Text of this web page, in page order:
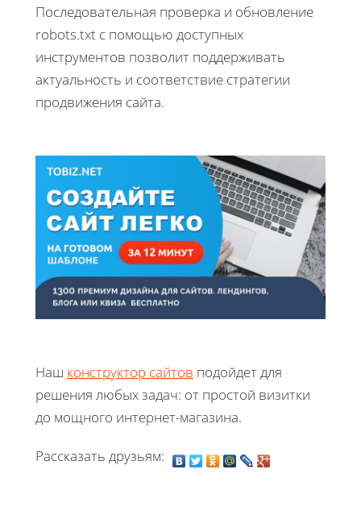
Последовательная проверка и обновление
robots.txt с помощью доступных
инструментов позволит поддерживать
актуальность и соответствие стратегии
продвижения сайта.
Наш конструктор сайтов подойдет для
решения любых задач: от простой визитки
до мощного интернет-магазина.
Рассказать друзьям: